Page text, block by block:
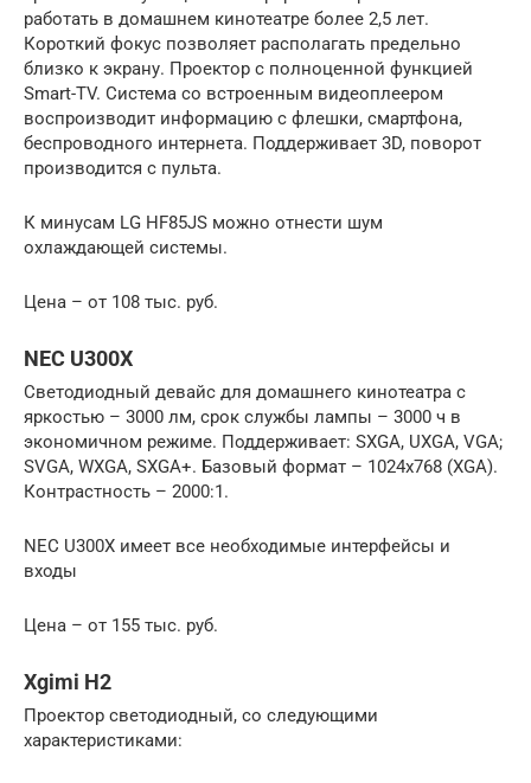
работать в домашнем кинотеатре более 2,5 лет.
Короткий фокус позволяет располагать предельно
близко к экрану. Проектор с полноценной функцией
Smart-TV. Система со встроенным видеоплеером
воспроизводит информацию с флешки, смартфона,
беспроводного интернета. Поддерживает 3D, поворот
производится с пульта.
К минусам LG HF85JS можно отнести шум
охлаждающей системы.
Цена – от 108 тыс. руб.
NEC U300X
Светодиодный девайс для домашнего кинотеатра с
яркостью – 3000 лм, срок службы лампы – 3000 ч в
экономичном режиме. Поддерживает: SXGA, UXGA, VGA;
SVGA, WXGA, SXGA+. Базовый формат – 1024х768 (XGA).
Контрастность – 2000:1.
NEC U300X имеет все необходимые интерфейсы и
входы
Цена – от 155 тыс. руб.
Xgimi H2
Проектор светодиодный, со следующими
характеристиками: